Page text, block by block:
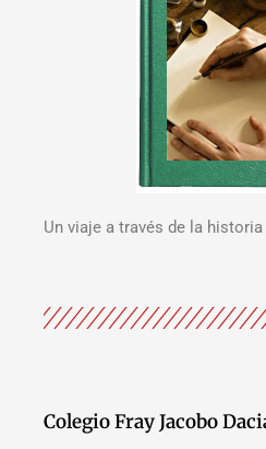
Un viaje a través de la
Colegio Fray Jacobo